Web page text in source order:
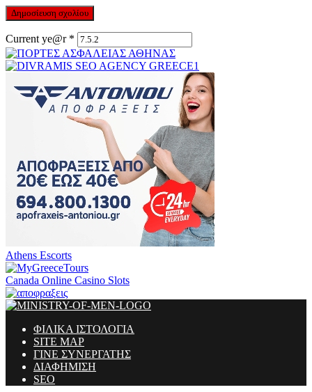
Current ye@r *
Athens Escorts
Canada Online Casino Slots
ΦΙΛΙΚΑ ΙΣΤΟΛΟΓΙΑ
SITE MAP
ΓΙΝΕ ΣΥΝΕΡΓΑΤΗΣ
ΔΙΑΦΗΜΙΣΗ
SEO